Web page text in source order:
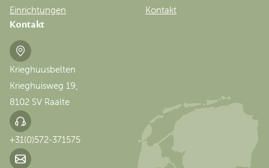
Kontakt
Krieghuusbelten
Krieghuisweg 19,
8102 SV Raalte
+31(0)572-371575
Einrichtungen Kontakt